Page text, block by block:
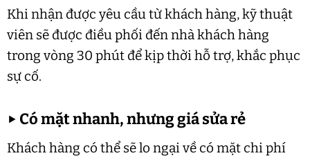
Khi nhận được yêu cầu từ khách hàng, kỹ thuật
viên sẽ được điều phối đến nhà khách hàng
trong vòng 30 phút để kịp thời hỗ trợ, khắc phục
sự cố.
▶ Có mặt nhanh, nhưng giá sửa rẻ
Khách hàng có thể sẽ lo ngại về có mặt chi phí